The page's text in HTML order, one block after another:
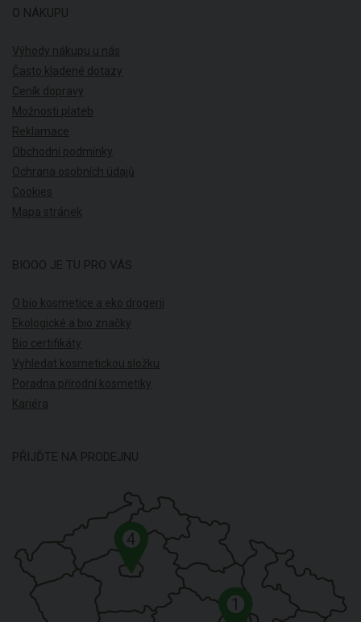
O NÁKUPU
Výhody nákupu u nás
Často kladené dotazy
Ceník dopravy
Možnosti plateb
Reklamace
Obchodní podmínky
Ochrana osobních údajů
Cookies
Mapa stránek
BIOOO JE TU PRO VÁS
O bio kosmetice a eko drogerii
Ekologické a bio značky
Bio certifikáty
Vyhledat kosmetickou složku
Poradna přírodní kosmetiky
Kariéra
PŘIJĎTE NA PRODEJNU
1
4